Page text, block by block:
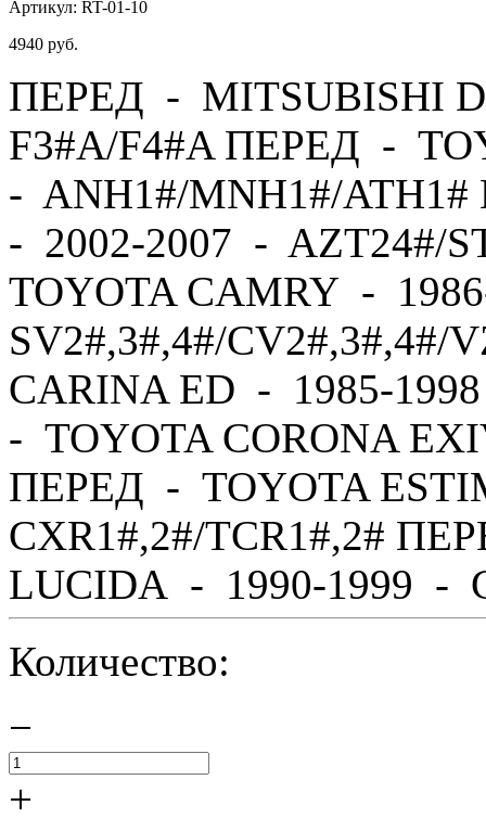
Артикул: RT-01-10
4940 руб.
ПЕРЕД - MITSUBISHI
F3#A/F4#A ПЕРЕД -
- ANH1#/MNH1#/
- 2002-2007 - AZT24#/
TOYOTA CAMRY -
SV2#,3#,4#/
CARINA ED - 1985-
- TOYOTA CORONA
ПЕРЕД - TOYOTA
CXR1#,2#/TCR1#,2#
LUCIDA - 1990-1999 -
Количество:
−
+